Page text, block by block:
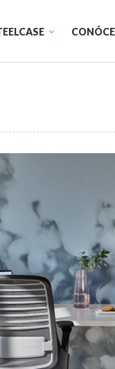
Diseño de espacios
Diseño corporativo